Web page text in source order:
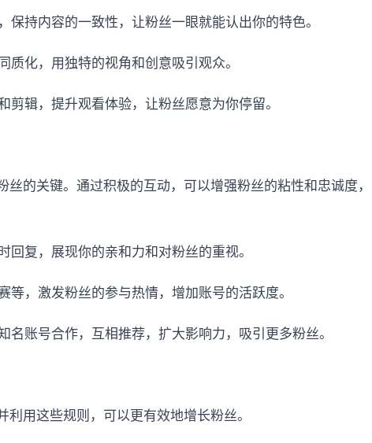
持内容的一致性，让粉丝一眼就能认出你的特色。
化，用独特的视角和创意吸引观众。
辑，提升观看体验，让粉丝愿意为你停留。
的关键。通过积极的互动，可以增强粉丝的粘性和忠诚度，
复，展现你的亲和力和对粉丝的重视。
，激发粉丝的参与热情，增加账号的活跃度。
账号合作，互相推荐，扩大影响力，吸引更多粉丝。
用这些规则，可以更有效地增长粉丝。